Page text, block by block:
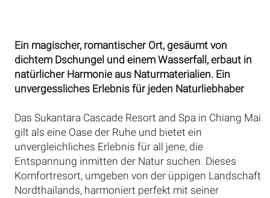
Ein magischer, romantischer Ort, gesäumt von
dichtem Dschungel und einem Wasserfall, erbaut in
natürlicher Harmonie aus Naturmaterialien. Ein
unvergessliches Erlebnis für jeden Naturliebhaber
Das Sukantara Cascade Resort and Spa in Chiang Mai
gilt als eine Oase der Ruhe und bietet ein
unvergleichliches Erlebnis für all jene, die
Entspannung inmitten der Natur suchen. Dieses
Komfortresort, umgeben von der üppigen Landschaft
Nordthailands, harmoniert perfekt mit seiner